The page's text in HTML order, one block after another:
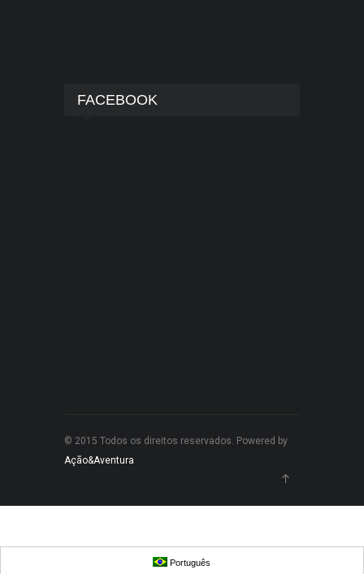
FACEBOOK
© 2015 Todos os direitos reservados. Powered by
Ação&Aventura
Português